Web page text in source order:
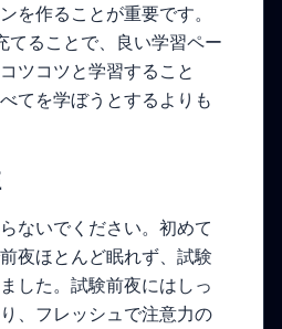
を作ることが重要です。
てることで、良い学習ペー
ツコツと学習すること
てを学ぼうとするよりも
ないでください。初めて
夜ほとんど眠れず、試験
した。試験前夜にはしっ
、フレッシュで注意力の